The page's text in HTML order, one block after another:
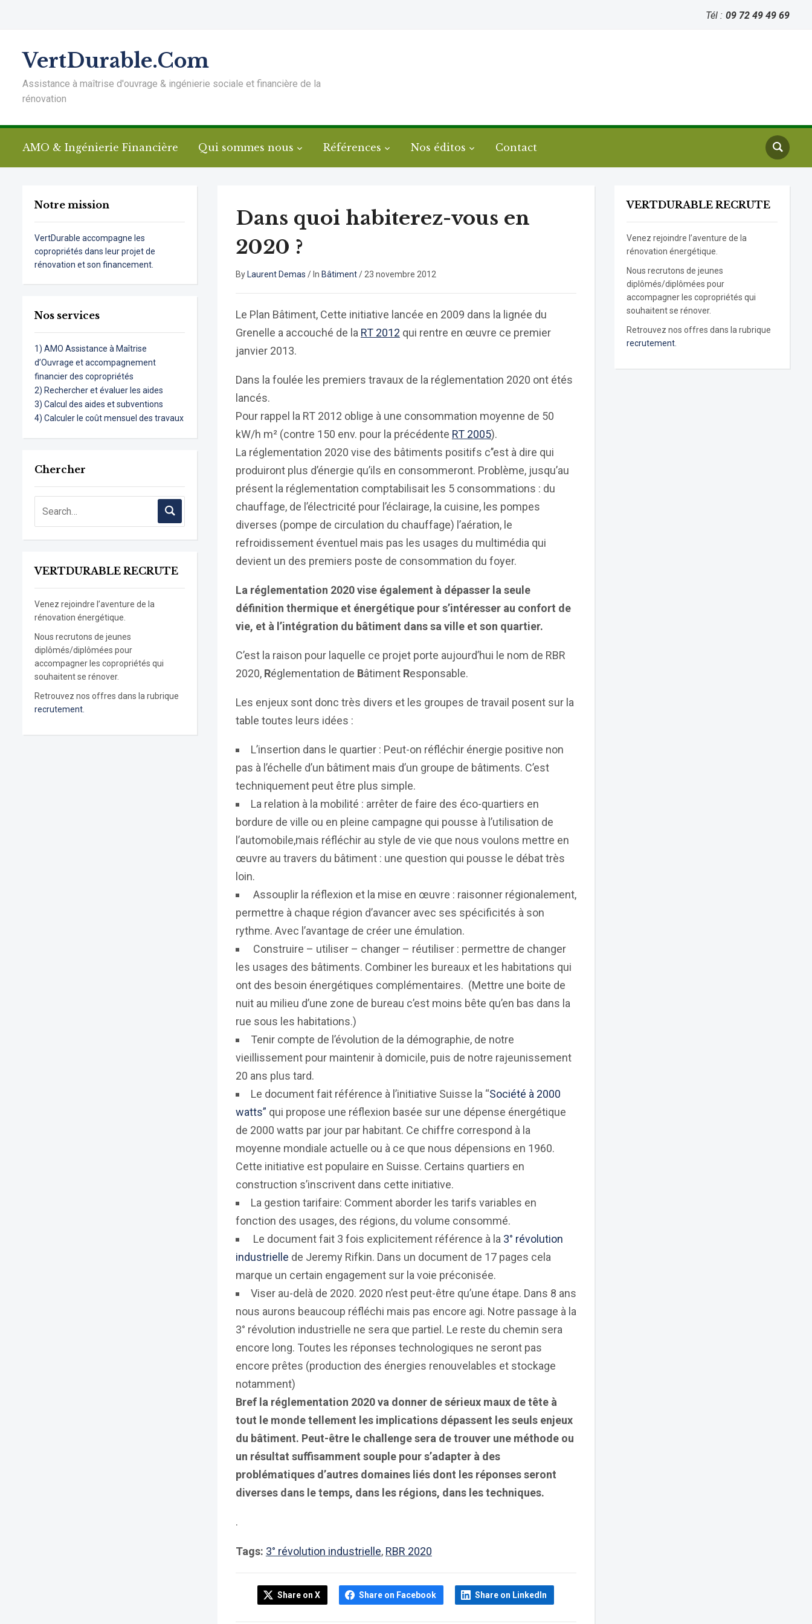
Tél : 09 72 49 49 69
VertDurable.Com
Assistance à maîtrise d'ouvrage & ingénierie sociale et financière de la
rénovation
AMO & Ingénierie Financière Qui sommes nous Références Nos éditos Contact
Notre mission
VertDurable accompagne les
copropriétés dans leur projet de
rénovation et son financement.
Nos services
1) AMO Assistance à Maîtrise
d’Ouvrage et accompagnement
financier des copropriétés
2) Rechercher et évaluer les aides
3) Calcul des aides et subventions
4) Calculer le coût mensuel des travaux
Chercher
VERTDURABLE RECRUTE
Venez rejoindre l’aventure de la
rénovation énergétique.
Nous recrutons de jeunes
diplômés/diplômées pour
accompagner les copropriétés qui
souhaitent se rénover.
Retrouvez nos offres dans la rubrique
recrutement.
Dans quoi habiterez-vous en
2020 ?
By Laurent Demas / In Bâtiment/ 23 novembre 2012
Le Plan Bâtiment, Cette initiative lancée en 2009 dans la lignée du
Grenelle a accouché de la RT 2012 qui rentre en œuvre ce premier
janvier 2013.
Dans la foulée les premiers travaux de la réglementation 2020 ont étés
lancés.
Pour rappel la RT 2012 oblige à une consommation moyenne de 50
kW/h m² (contre 150 env. pour la précédente RT 2005).
La réglementation 2020 vise des bâtiments positifs c’’est à dire qui
produiront plus d’énergie qu’ils en consommeront. Problème, jusqu’au
présent la réglementation comptabilisait les 5 consommations : du
chauffage, de l’électricité pour l’éclairage, la cuisine, les pompes
diverses (pompe de circulation du chauffage) l’aération, le
refroidissement éventuel mais pas les usages du multimédia qui
devient un des premiers poste de consommation du foyer.
La réglementation 2020 vise également à dépasser la seule
définition thermique et énergétique pour s’intéresser au confort de
vie, et à l’intégration du bâtiment dans sa ville et son quartier.
C’est la raison pour laquelle ce projet porte aujourd’hui le nom de RBR
2020, Réglementation de Bâtiment Responsable.
Les enjeux sont donc très divers et les groupes de travail posent sur la
table toutes leurs idées :
L’insertion dans le quartier : Peut-on réfléchir énergie positive non
pas à l’échelle d’un bâtiment mais d’un groupe de bâtiments. C’est
techniquement peut être plus simple.
La relation à la mobilité : arrêter de faire des éco-quartiers en
bordure de ville ou en pleine campagne qui pousse à l’utilisation de
l’automobile,mais réfléchir au style de vie que nous voulons mettre en
œuvre au travers du bâtiment : une question qui pousse le débat très
loin.
Assouplir la réflexion et la mise en œuvre : raisonner régionalement,
permettre à chaque région d’avancer avec ses spécificités à son
rythme. Avec l’avantage de créer une émulation.
Construire – utiliser – changer – réutiliser : permettre de changer
les usages des bâtiments. Combiner les bureaux et les habitations qui
ont des besoin énergétiques complémentaires. (Mettre une boite de
nuit au milieu d’une zone de bureau c’est moins bête qu’en bas dans la
rue sous les habitations.)
Tenir compte de l’évolution de la démographie, de notre
vieillissement pour maintenir à domicile, puis de notre rajeunissement
20 ans plus tard.
Le document fait référence à l’initiative Suisse la “Société à 2000
watts” qui propose une réflexion basée sur une dépense énergétique
de 2000 watts par jour par habitant. Ce chiffre correspond à la
moyenne mondiale actuelle ou à ce que nous dépensions en 1960.
Cette initiative est populaire en Suisse. Certains quartiers en
construction s’inscrivent dans cette initiative.
La gestion tarifaire: Comment aborder les tarifs variables en
fonction des usages, des régions, du volume consommé.
Le document fait 3 fois explicitement référence à la 3° révolution
industrielle de Jeremy Rifkin. Dans un document de 17 pages cela
marque un certain engagement sur la voie préconisée.
Viser au-delà de 2020. 2020 n’est peut-être qu’une étape. Dans 8 ans
nous aurons beaucoup réfléchi mais pas encore agi. Notre passage à la
3° révolution industrielle ne sera que partiel. Le reste du chemin sera
encore long. Toutes les réponses technologiques ne seront pas
encore prêtes (production des énergies renouvelables et stockage
notamment)
Bref la réglementation 2020 va donner de sérieux maux de tête à
tout le monde tellement les implications dépassent les seuls enjeux
du bâtiment. Peut-être le challenge sera de trouver une méthode ou
un résultat suffisamment souple pour s’adapter à des
problématiques d’autres domaines liés dont les réponses seront
diverses dans le temps, dans les régions, dans les techniques.
.
Tags: 3° révolution industrielle, RBR 2020
Share on X Share on Facebook Share on LinkedIn
VERTDURABLE RECRUTE
Venez rejoindre l’aventure de la
rénovation énergétique.
Nous recrutons de jeunes
diplômés/diplômées pour
accompagner les copropriétés qui
souhaitent se rénover.
Retrouvez nos offres dans la rubrique
recrutement.